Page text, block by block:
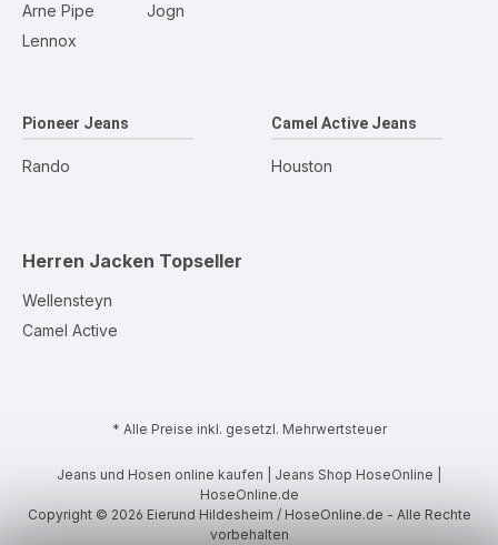
Arne Pipe
Lennox
Jogn
Pioneer Jeans
Rando
Camel Active Jeans
Houston
Herren Jacken Topseller
Wellensteyn
Camel Active
* Alle Preise inkl. gesetzl. Mehrwertsteuer
Jeans und Hosen online kaufen | Jeans Shop HoseOnline |
HoseOnline.de
Copyright © 2026 Eierund Hildesheim / HoseOnline.de - Alle Rechte
vorbehalten